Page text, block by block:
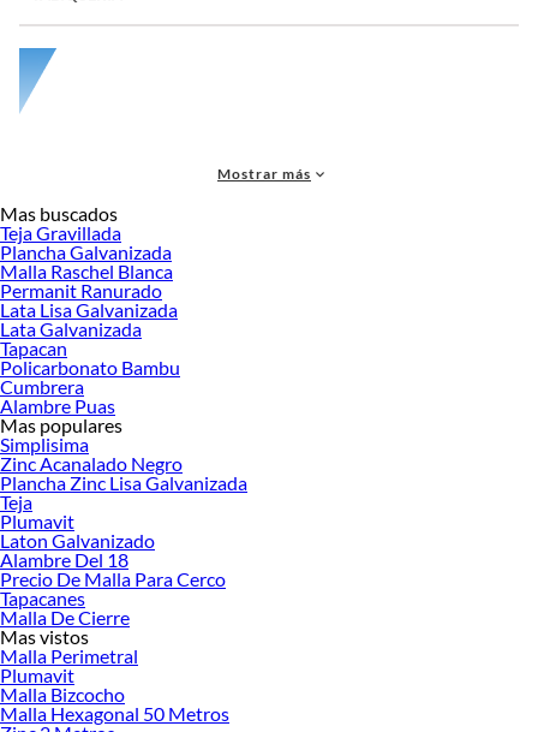
Cuando se trata de construcción y diseño interior, la elección de los materiales
detabiqueríaes fundamental para la creación de espacios funcionales y
estéticos. En Sodimac contamos con una amplia variedad de productos
relacionados con la tabiquería, desde planchas y placas hasta elementos
esenciales como la Cinta para Juntas.
Planchas y placas:
Nuestra selección de productos incluye elementos de alta calidad como
Planchas de Internit y Fibrocemento, ideales para la creación de tabiques
resistentes y duraderos. También ofrecemos Volcanita - Yeso Cartón, un material
versátil utilizado en la construcción de paredes y cielos rasos. Los sistemas de
Cielo Falso que ponemos a tu disposición son perfectos para lograr un diseño
interior moderno y funcional. Además, contamos con Pasta para Juntas que
facilita la terminación y el acabado impecable de tus proyectos de
Tanto si eres un profesional de la construcción como un entusiasta del bricolaje,
nuestra tienda te ofrece una amplia gama de productos de
calidad. Nuestros materiales y productos están diseñados para brindarte
opciones que se adaptan a tus necesidades específicas de construcción y diseño
interior. Explora nuestra selección y descubre cómo nuestros productos
Mostrar más
Mas buscados
Teja Gravillada
Plancha Galvanizada
Malla Raschel Blanca
Permanit Ranurado
Lata Lisa Galvanizada
Lata Galvanizada
Tapacan
Policarbonato Bambu
Cumbrera
Alambre Puas
Mas populares
Simplisima
Zinc Acanalado Negro
Plancha Zinc Lisa Galvanizada
Teja
Plumavit
Laton Galvanizado
Alambre Del 18
Precio De Malla Para Cerco
Tapacanes
Malla De Cierre
Mas vistos
Malla Perimetral
Plumavit
Malla Bizcocho
Malla Hexagonal 50 Metros